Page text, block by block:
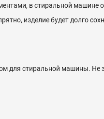
в стиральной машине
изделие будет долго
для стиральной машины.